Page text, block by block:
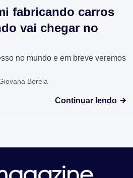
fabricando carros
vai chegar no
no mundo e em breve veremos
Borela
Continuar lendo